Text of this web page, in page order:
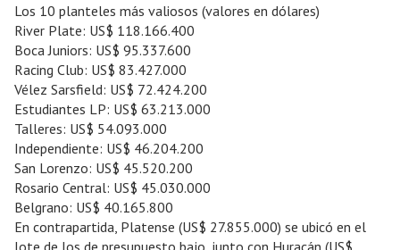
Los 10 planteles más valiosos (valores en dólares)
River Plate: US$ 118.166.400
Boca Juniors: US$ 95.337.600
Racing Club: US$ 83.427.000
Vélez Sarsfield: US$ 72.424.200
Estudiantes LP: US$ 63.213.000
Talleres: US$ 54.093.000
Independiente: US$ 46.204.200
San Lorenzo: US$ 45.520.200
Rosario Central: US$ 45.030.000
Belgrano: US$ 40.165.800
En contrapartida, Platense (US$ 27.855.000) se ubicó en el
lote de los de presupuesto bajo, junto con Huracán (US$